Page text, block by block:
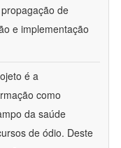
de
e implementação
é a
como
da saúde
de ódio. Deste